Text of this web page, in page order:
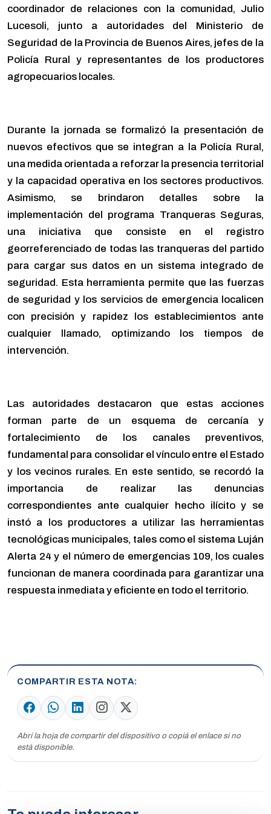
coordinador de relaciones con la comunidad, Julio
Lucesoli, junto a autoridades del Ministerio de
Seguridad de la Provincia de Buenos Aires, jefes de la
Policía Rural y representantes de los productores
agropecuarios locales.
Durante la jornada se formalizó la presentación de
nuevos efectivos que se integran a la Policía Rural,
una medida orientada a reforzar la presencia territorial
y la capacidad operativa en los sectores productivos.
Asimismo, se brindaron detalles sobre la
implementación del programa Tranqueras Seguras,
una iniciativa que consiste en el registro
georreferenciado de todas las tranqueras del partido
para cargar sus datos en un sistema integrado de
seguridad. Esta herramienta permite que las fuerzas
de seguridad y los servicios de emergencia localicen
con precisión y rapidez los establecimientos ante
cualquier llamado, optimizando los tiempos de
intervención.
Las autoridades destacaron que estas acciones
forman parte de un esquema de cercanía y
fortalecimiento de los canales preventivos,
fundamental para consolidar el vínculo entre el Estado
y los vecinos rurales. En este sentido, se recordó la
importancia de realizar las denuncias
correspondientes ante cualquier hecho ilícito y se
instó a los productores a utilizar las herramientas
tecnológicas municipales, tales como el sistema Luján
Alerta 24 y el número de emergencias 109, los cuales
funcionan de manera coordinada para garantizar una
respuesta inmediata y eficiente en todo el territorio.
COMPARTIR ESTA NOTA
Abrí la hoja de compartir del dispositivo o copiá el enlace si no
está disponible.